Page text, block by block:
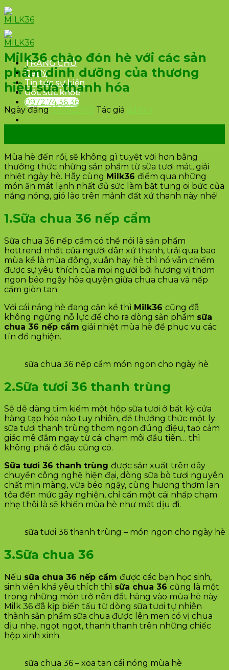
Skip
to
content
TRANG CHỦ
Đại lý
Tin tức sự kiện
Góc sức khỏe
0972.74.36.36
Milk36 chào đón hè với các sản
phẩm dinh dưỡng của thương
hiệu sữa thanh hóa
Ngày đăng15/04/2018 Tác giả
Mùa hè đến rồi, sẽ không gì tuyệt vời hơn bằng
thưởng thức những sản phẩm từ sữa tươi mát, giải
nhiệt ngày hè. Hãy cùng Milk36 điểm qua những
món ăn mát lạnh nhất đủ sức làm bật tung oi bức của
nắng nóng, gió lào trên mảnh đất xứ thanh này nhé!
1.Sữa chua 36 nếp cẩm
Sữa chua 36 nếp cẩm có thể nói là sản phẩm
hottrend nhất của người dân xứ thanh, trải qua bao
mùa kể là mùa đông, xuân hay hè thì nó vẫn chiếm
được sự yêu thích của mọi người bởi hương vị thơm
ngon béo ngậy hòa quyện giữa chua chua và nếp
cẩm giòn tan.
Với cái nắng hè đang cận kề thì Milk36 cũng đã
không ngừng nỗ lực để cho ra dòng sản phẩm sữa
chua 36 nếp cẩm giải nhiệt mùa hè để phục vụ các
tín đồ nghiện.
sữa chua 36 nếp cẩm món ngon cho ngày hè
2.Sữa tươi 36 thanh trùng
Sẽ dễ dàng tìm kiếm một hộp sữa tươi ở bất kỳ cửa
hàng tạp hóa nào tuy nhiên, để thưởng thức một ly
sữa tươi thanh trùng thơm ngon đúng điệu, tạo cảm
giác mê đắm ngay từ cái chạm môi đầu tiên… thì
không phải ở đâu cũng có.
Sữa tươi 36 thanh trùng được sản xuất trên dây
chuyền công nghệ hiện đại, dòng sữa bò tươi nguyên
chất mịn màng, vừa béo ngậy, cùng hương thơm lan
tỏa đến mức gây nghiện, chỉ cần một cái nhấp chạm
nhẹ thôi là sẽ khiến mùa hè như mát dịu đi.
sữa tươi 36 thanh trùng – món ngon cho ngày hè
3.Sữa chua 36
Nếu sữa chua 36 nếp cẩm được các bạn học sinh,
sinh viên khá yêu thích thì sữa chua 36 cũng là một
trong những món trở nên đắt hàng vào mùa hè này.
Milk 36 đã kịp biến tấu từ dòng sữa tươi tự nhiên
thành sản phẩm sữa chua được lên men có vị chua
dịu nhẹ, ngọt ngọt, thanh thanh trên những chiếc
hộp xinh xinh.
sữa chua 36 – xoa tan cái nóng mùa hè